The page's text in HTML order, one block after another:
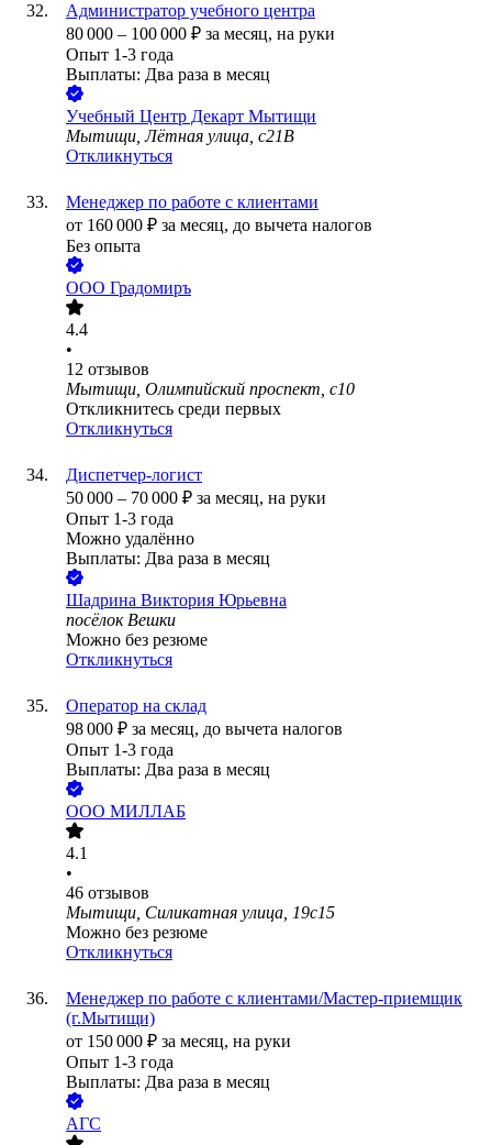
Администратор учебного центра
80 000 – 100 000 ₽ за месяц, на руки
Опыт 1-3 года
Выплаты: Два раза в месяц
Учебный Центр Декарт Мытищи
Мытищи, Лётная улица, с21В
Откликнуться
Менеджер по работе с клиентами
от 160 000 ₽ за месяц, до вычета налогов
Без опыта
ООО Градомиръ
4.4
•
12 отзывов
Мытищи, Олимпийский проспект, с10
Откликнитесь среди первых
Откликнуться
Диспетчер-логист
50 000 – 70 000 ₽ за месяц, на руки
Опыт 1-3 года
Можно удалённо
Выплаты: Два раза в месяц
Шадрина Виктория Юрьевна
посёлок Вешки
Можно без резюме
Откликнуться
Оператор на склад
98 000 ₽ за месяц, до вычета налогов
Опыт 1-3 года
Выплаты: Два раза в месяц
ООО МИЛЛАБ
4.1
•
46 отзывов
Мытищи, Силикатная улица, 19с15
Можно без резюме
Откликнуться
Менеджер по работе с клиентами/Мастер-приемщик
(г.Мытищи)
от 150 000 ₽ за месяц, на руки
Опыт 1-3 года
Выплаты: Два раза в месяц
АГС